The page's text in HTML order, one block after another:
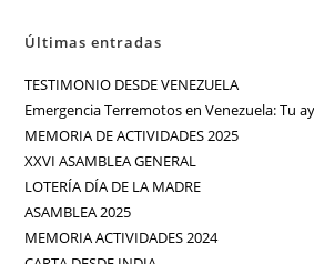
Últimas entradas
TESTIMONIO DESDE VENEZUELA
Emergencia Terremotos en Venezuela: Tu
MEMORIA DE ACTIVIDADES 2025
XXVI ASAMBLEA GENERAL
LOTERÍA DÍA DE LA MADRE
ASAMBLEA 2025
MEMORIA ACTIVIDADES 2024